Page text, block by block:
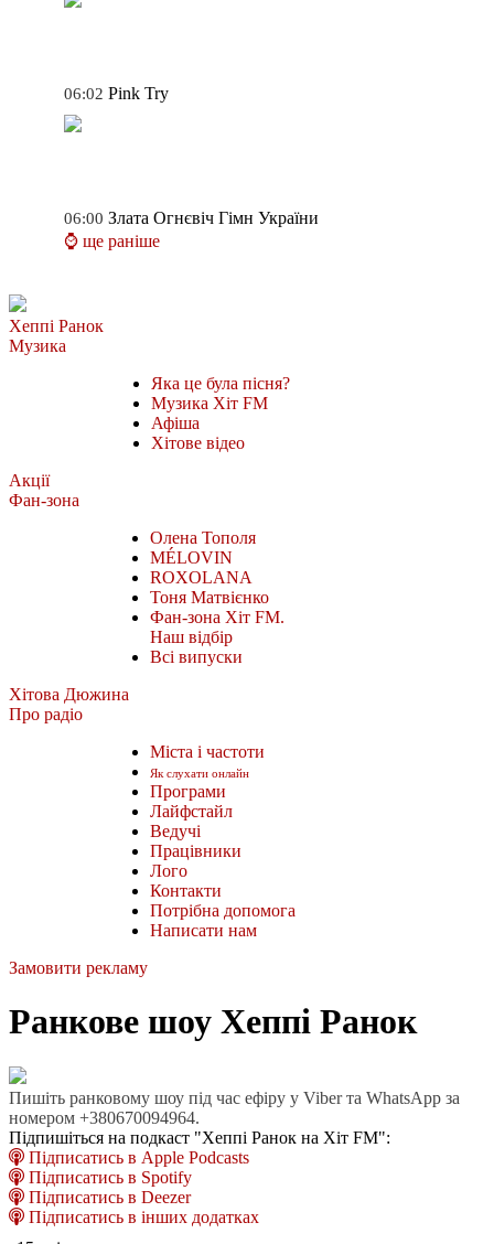
06:02 Pink Try
06:00 Злата Огнєвіч Гімн України
⌚ ще раніше
Хеппі Ранок
Музика
Яка це була пісня?
Музика Хіт FM
Афіша
Хітове відео
Акції
Фан-зона
Олена Тополя
MÉLOVIN
ROXOLANA
Тоня Матвієнко
Фан-зона Хіт FM.
Наш відбір
Всі випуски
Хітова Дюжина
Про радіо
Міста і частоти
Як слухати онлайн
Програми
Лайфстайл
Ведучі
Працівники
Лого
Контакти
Потрібна допомога
Написати нам
Замовити рекламу
Ранкове шоу Хеппі Ранок
Пишіть ранковому шоу під час ефіру у Viber та WhatsApp за
номером +380670094964.
Підпишіться на подкаст "Хеппі Ранок на Хіт FM":
Підписатись в Apple Podcasts
Підписатись в Spotify
Підписатись в Deezer
Підписатись в інших додатках